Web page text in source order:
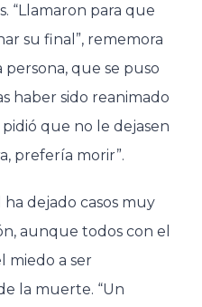
“Llamaron para que
su final”, rememora
que se puso
haber sido reanimado
que no le dejasen
prefería morir”.
dejado casos muy
aunque todos con el
miedo a ser
la muerte. “Un